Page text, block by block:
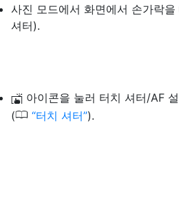
사진 모드에서 화면에서 손가락
셔터).
W 아이콘을 눌러 터치 셔터/AF
(0 터치 셔터 ).